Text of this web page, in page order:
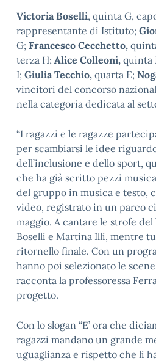
Victoria Boselli, quinta G,
rappresentante di Istituto;
G; Francesco Cecchetto,
terza H; Alice Colleoni, quinta
I; Giulia Tecchio, quarta E;
vincitori del concorso
nella categoria dedicata al
“I ragazzi e le ragazze
per scambiarsi le idee
dell’inclusione e dello sport,
che ha già scritto pezzi
del gruppo in musica e testo,
video, registrato in un parco
maggio. A cantare le strofe
Boselli e Martina Illi, mentre
ritornello finale. Con un
hanno poi selezionato le
racconta la professoressa
progetto.
Con lo slogan “E’ ora che
ragazzi mandano un grande
uguaglianza e rispetto che li